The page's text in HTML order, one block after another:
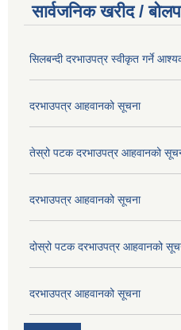
सार्वजनिक खरीद /
सिलबन्दी दरभाउपत्र स्वीकृत गर्ने
दरभाउपत्र आहवानको सूचना
तेस्रो पटक दरभाउपत्र आहवानको
दरभाउपत्र आहवानको सूचना
दोस्रो पटक दरभाउपत्र आहवानको
दरभाउपत्र आहवानको सूचना